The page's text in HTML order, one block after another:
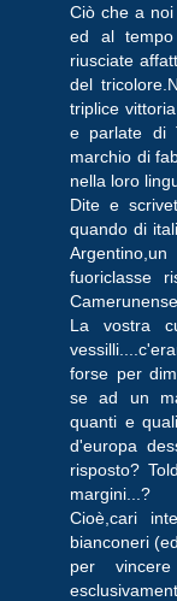
Ciò che a
ed al
riusciate
del
triplice
e parlate di
marchio di
nella loro
Dite e
quando di
fuoriclasse
Camerunense.
La vostra
forse per
se ad un
quanti e
d'europa
risposto?
margini...?
Cioè,cari
bianconeri
per